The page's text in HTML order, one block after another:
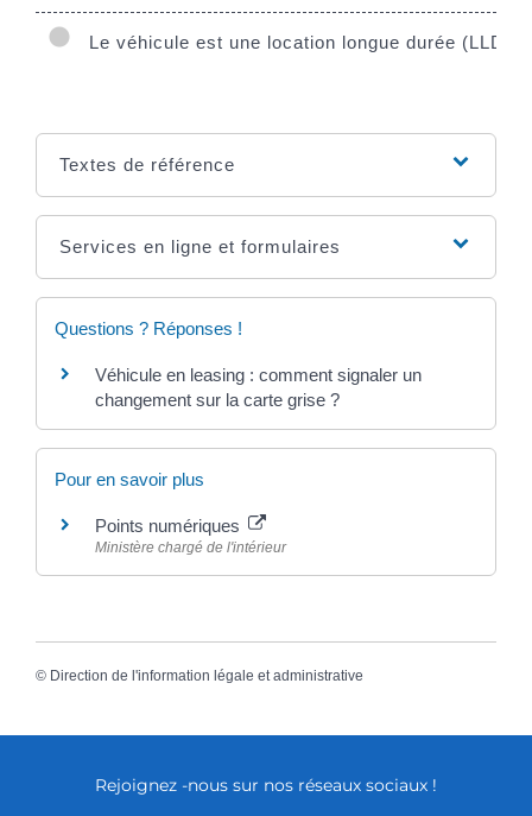
Le véhicule est une location longue durée (LLD)
Textes de référence
Services en ligne et formulaires
Questions ? Réponses !
Véhicule en leasing : comment signaler un
changement sur la carte grise ?
Pour en savoir plus
Points numériques
Ministère chargé de l'intérieur
© Direction de l'information légale et administrative
Rejoignez -nous sur nos réseaux sociaux !